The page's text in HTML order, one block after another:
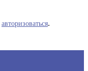
авторизоваться.